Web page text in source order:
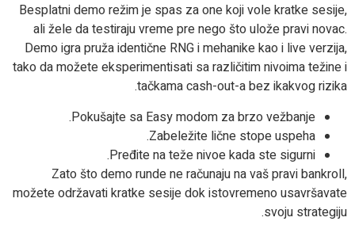
Besplatni demo režim je spas za one koji vole kratke sesije,
ali žele da testiraju vreme pre nego što ulože pravi novac.
Demo igra pruža identične RNG i mehanike kao i live verzija,
tako da možete eksperimentisati sa različitim nivoima težine i
tačkama cash-out-a bez ikakvog rizika.
Pokušajte sa Easy modom za brzo vežbanje.
Zabeležite lične stope uspeha.
Pređite na teže nivoe kada ste sigurni.
Zato što demo runde ne računaju na vaš pravi bankroll,
možete održavati kratke sesije dok istovremeno usavršavate
svoju strategiju.